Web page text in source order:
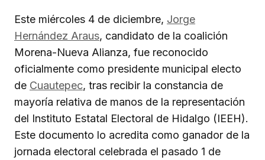
Este miércoles 4 de diciembre, Jorge
Hernández Araus, candidato de la coalición
Morena-Nueva Alianza, fue reconocido
oficialmente como presidente municipal electo
de Cuautepec, tras recibir la constancia de
mayoría relativa de manos de la representación
del Instituto Estatal Electoral de Hidalgo (IEEH).
Este documento lo acredita como ganador de la
jornada electoral celebrada el pasado 1 de